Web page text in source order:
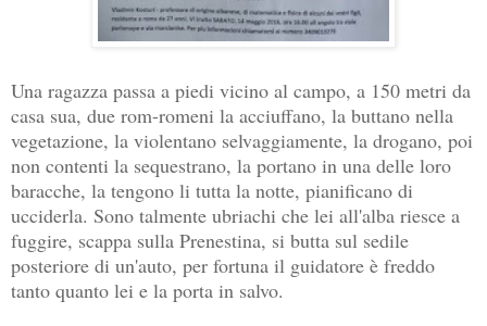
Una ragazza passa a piedi vicino al campo, a 150 metri da
casa sua, due rom-romeni la acciuffano, la buttano nella
vegetazione, la violentano selvaggiamente, la drogano, poi
non contenti la sequestrano, la portano in una delle loro
baracche, la tengono li tutta la notte, pianificano di
ucciderla. Sono talmente ubriachi che lei all'alba riesce a
fuggire, scappa sulla Prenestina, si butta sul sedile
posteriore di un'auto, per fortuna il guidatore è freddo
tanto quanto lei e la porta in salvo.